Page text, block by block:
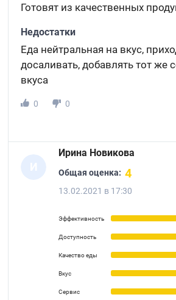
Готовят из качественных
Недостатки
Еда нейтральная на вкус,
досаливать, добавлять тот же
вкуса
0
0
И
Ирина Новикова
Общая оценка: 4
13.02.2021 в 17:30
Эффективность
Доступность
Качество еды
Вкус
Сервис